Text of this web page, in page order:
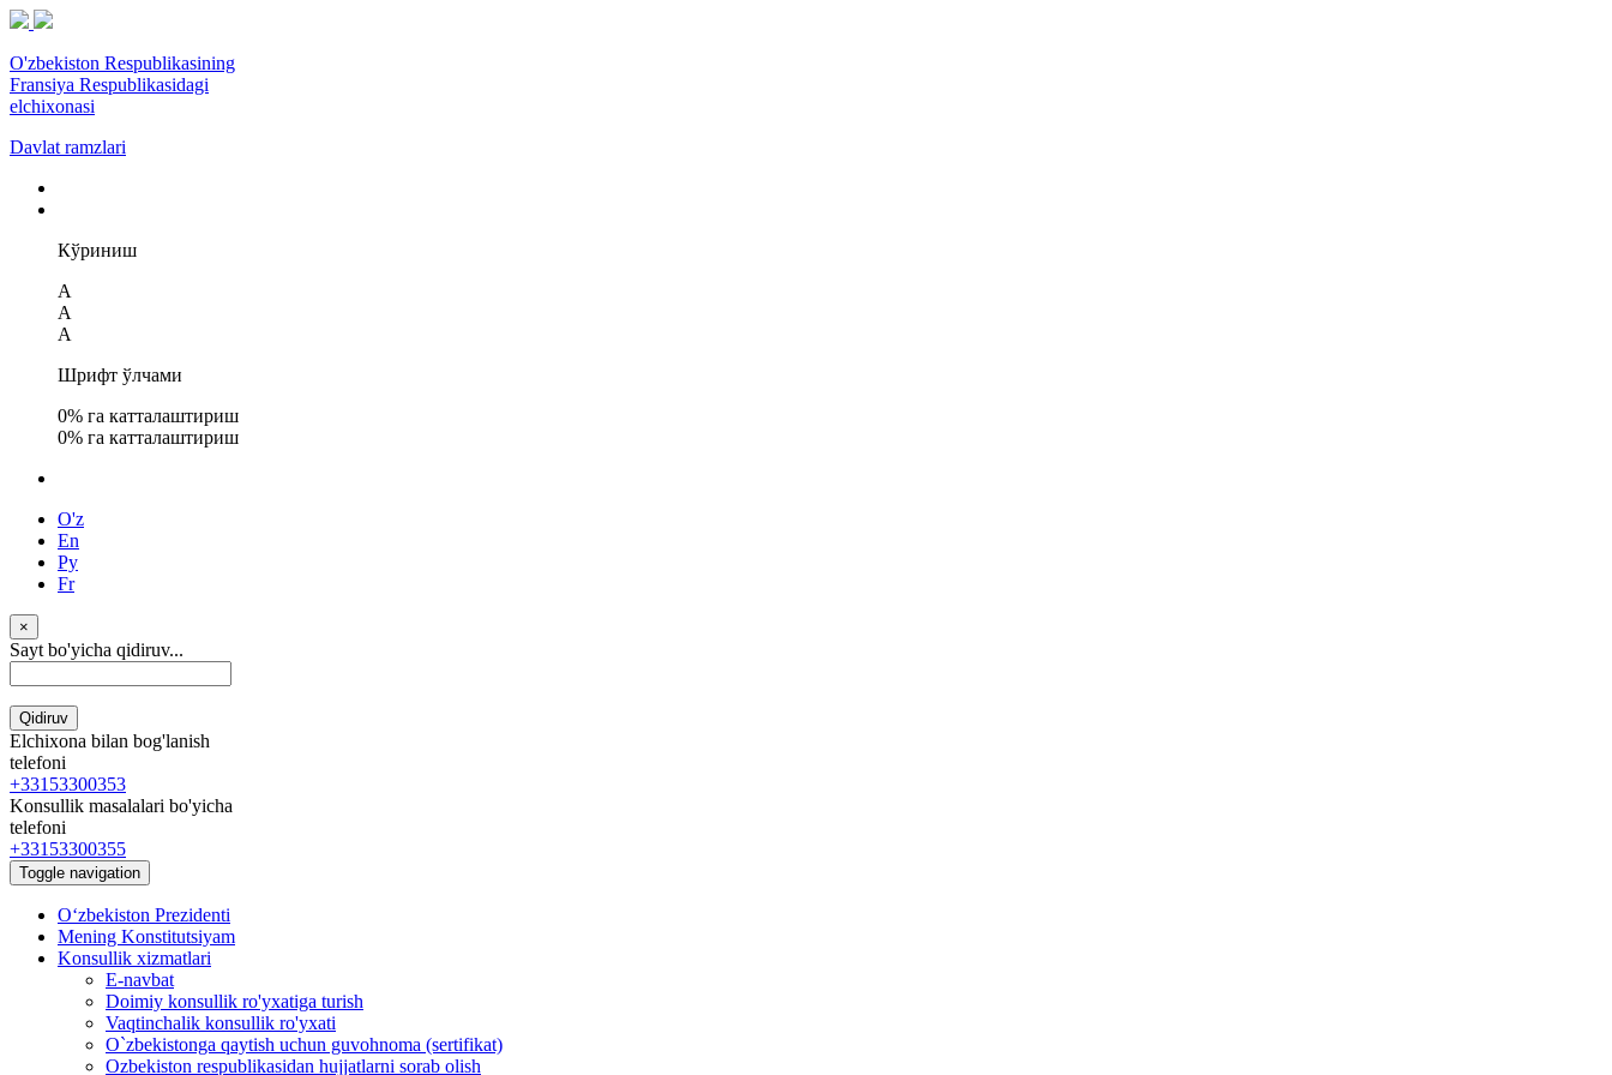
O'zbekiston Respublikasining
Fransiya Respublikasidagi
elchixonasi
Davlat ramzlari
Кўриниш
A
A
A
Шрифт ўлчами
0% га катталаштириш
0% га катталаштириш
O'z
En
Ру
Fr
×
Sayt bo'yicha qidiruv...
Qidiruv
Elchixona bilan bog'lanish
telefoni
+33153300353
Konsullik masalalari bo'yicha
telefoni
+33153300355
Toggle navigation
Oʻzbekiston Prezidenti
Mening Konstitutsiyam
Konsullik xizmatlari
E-navbat
Doimiy konsullik ro'yxatiga turish
Vaqtinchalik konsullik ro'yxati
O`zbekistonga qaytish uchun guvohnoma (sertifikat)
Ozbekiston respublikasidan hujjatlarni sorab olish